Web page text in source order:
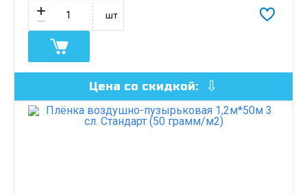
шт
Цена со скидкой: